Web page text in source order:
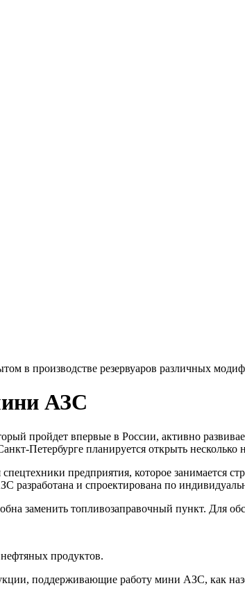
в производстве резервуаров различных
АЗС
пройдет впервые в России, активно
Петербурге планируется открыть несколько
предприятия, которое занимается
и спроектирована по
заменить топливозаправочный пункт.
продуктов.
поддерживающие работу мини АЗС, как